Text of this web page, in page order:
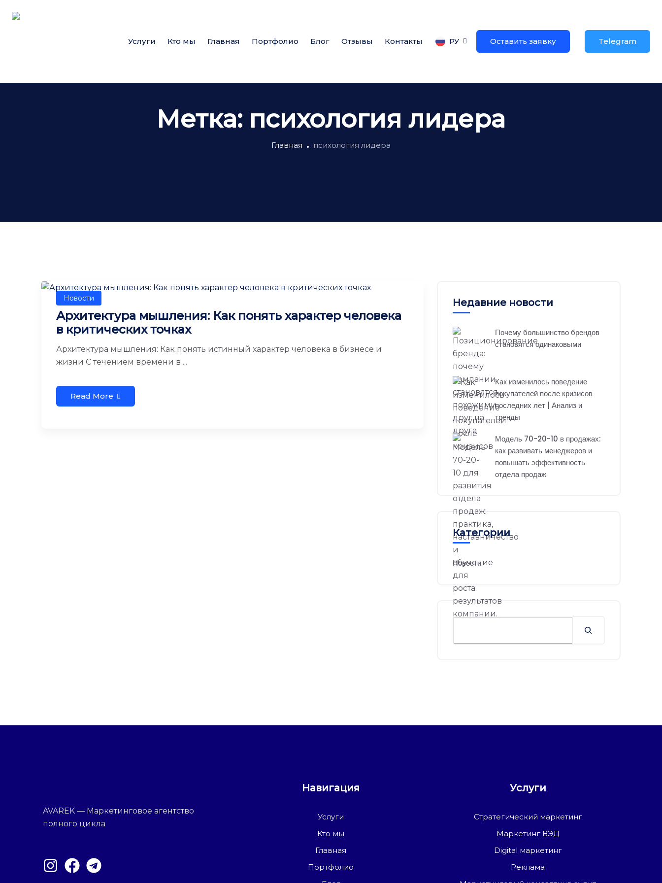
Услуги Кто мы Главная Портфолио Блог Отзывы Контакты РУ Оставить заявку Telegram
Метка: психология лидера
Главная психология лидера
Новости
Архитектура мышления: Как понять характер человека
в критических точках
Архитектура мышления: Как понять истинный характер человека в бизнесе и
жизни С течением времени в ...
Read More
Недавние новости
Почему большинство брендов
становятся одинаковыми
Как изменилось поведение
покупателей после кризисов
последних лет | Анализ и
тренды
Модель 70-20-10 в продажах:
как развивать менеджеров и
повышать эффективность
отдела продаж
Категории
Новости
AVAREK — Маркетинговое агентство
полного цикла
Навигация
Услуги
Кто мы
Главная
Портфолио
Услуги
Стратегический маркетинг
Маркетинг ВЭД
Digital маркетинг
Реклама